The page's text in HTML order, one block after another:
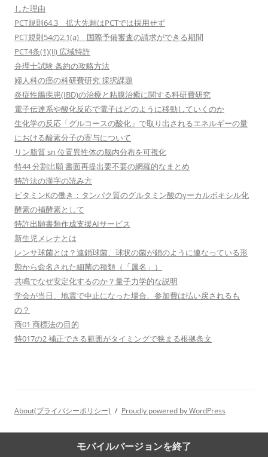
した理由
PCT規則64.3 拡大先願はPCTでは採用せず
PCT規則54の2.1(a) 国際予備審査の請求ができる期間
PCT4条(1)(ii) 広域特許
弁理士試験 条約の攻略方法
婦人科の癌の科研費研究 採択課題
炎症性腸疾患(IBD)の治療と粘膜治癒に関する科研費研究
電子伝達系や酸化反応で電子はどのように移動していくのか
生化学の反応「グルコースの酸化」で取り出されるエネルギーの量
における酸素分子の寄与について
リン脂質 sn 位置異性体の脳内分布を可視化
特44 分割出願 書面再提出要不要の網羅的なまとめ
特許法の漢字の読み方
ビタミンKの働き：タンパク質のグルタミン酸のγーカルボキシル化
酵素の補酵素として
特許出願書類作成支援AIサービス
新生児メレナとは
レンサ球菌とは？連鎖球菌、球状の菌が鎖のように連なっている形
態から命名された細菌の種類（「属名」）
共鳴でなぜ安定化するのか？量子力学的な説明
学会が当日、地震で中止になった場合、参加費は払い戻されるも
の？
商01 商標法の目的
特017の2 補正できる範囲がタイミングで狭まる根拠条文
About(プライバシーポリシー) Proudly powered by WordPress
モバイルバージョンを終了